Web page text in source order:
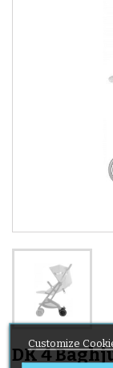
DK 4
Customize